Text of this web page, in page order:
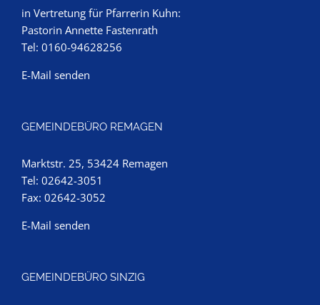
in Vertretung für Pfarrerin Kuhn:
Pastorin Annette Fastenrath
Tel: 0160-94628256
E-Mail senden
GEMEINDEBÜRO REMAGEN
Marktstr. 25, 53424 Remagen
Tel: 02642-3051
Fax: 02642-3052
E-Mail senden
GEMEINDEBÜRO SINZIG